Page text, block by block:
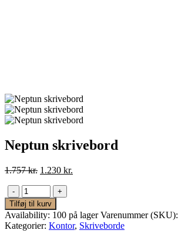
Neptun skrivebord
1.757kr. Den
var:
1.757 kr..
1.230 kr.
1.230 kr..
-
+
Tilføj til kurv
Availability: 100 på lager Varenummer (SKU):
Kategorier: Kontor, Skriveborde